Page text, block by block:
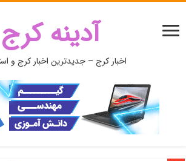
آدینه کرج
اخبار کرج – جدیدترین اخبار کرج و